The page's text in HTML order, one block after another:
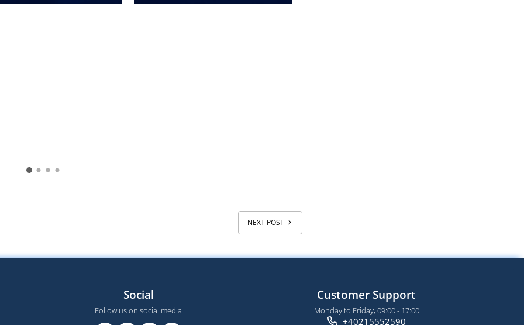
NEXT POST
Social
Follow us on social media
Customer Support
Monday to Friday, 09:00 - 17:00
+40215552590